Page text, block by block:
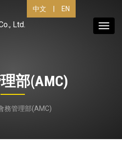
中文 EN
Ltd.
部(AMC)
務管理部(AMC)